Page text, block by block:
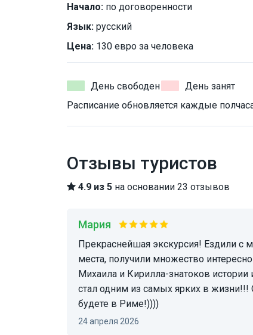
Начало: по договоренности
Язык: русский
Цена: 130 евро за человека
День свободен
День занят
Расписание обновляется каждые
Отзывы туристов
4.9 из 5 на основании 23 отзывов
Мария
Прекраснейшая экскурсия! Ездили с мамой в конце марта 2026 года, увидели обалденные
места, получили множество
Михаила и Кирилла-знатоков
стал одним из самых ярких в жизни!!!
будете в Риме!))))
24 апреля 2026